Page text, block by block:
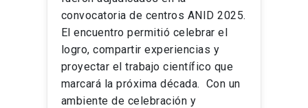
convocatoria de centros ANID 2025.
El encuentro permitió celebrar el
logro, compartir experiencias y
proyectar el trabajo científico que
marcará la próxima década. Con un
ambiente de celebración y